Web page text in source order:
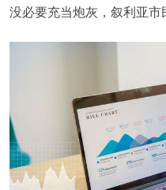
没必要充当炮灰，叙利亚市